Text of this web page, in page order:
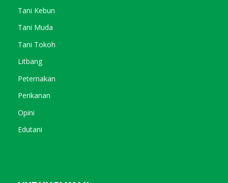
Tani Kebun
Tani Muda
Tani Tokoh
Litbang
Peternakan
Perikanan
Opini
Edutani